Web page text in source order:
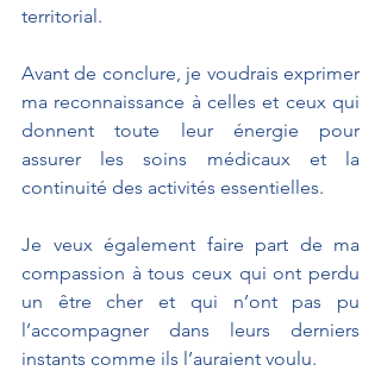
territorial.
Avant de conclure, je voudrais exprimer
ma reconnaissance à celles et ceux qui
donnent toute leur énergie pour
assurer les soins médicaux et la
continuité des activités essentielles.
Je veux également faire part de ma
compassion à tous ceux qui ont perdu
un être cher et qui n’ont pas pu
l’accompagner dans leurs derniers
instants comme ils l’auraient voulu.